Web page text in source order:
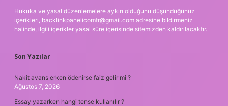
Hukuka ve yasal düzenlemelere aykırı olduğunu düşündüğünüz
içerikleri, backlinkpanelicomtr@gmail.com adresine bildirmeniz
halinde, ilgili içerikler yasal süre içerisinde sitemizden kaldırılacaktır.
Son Yazılar
Nakit avans erken ödenirse faiz gelir mi ?
Ağustos 7, 2026
Essay yazarken hangi tense kullanılır ?